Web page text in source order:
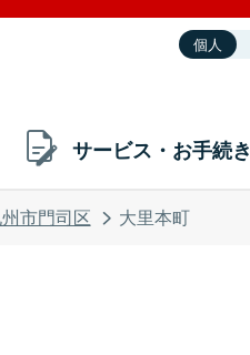
個人
サービス・お手続き
市門司区 大里本町